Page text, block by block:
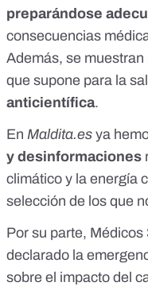
preparándose
consecuencias
Además, se
que supone para la
anticientífica.
En Maldita.es ya
y desinformaciones
climático y la energía
selección de los que
Por su parte,
declarado la
sobre el impacto del